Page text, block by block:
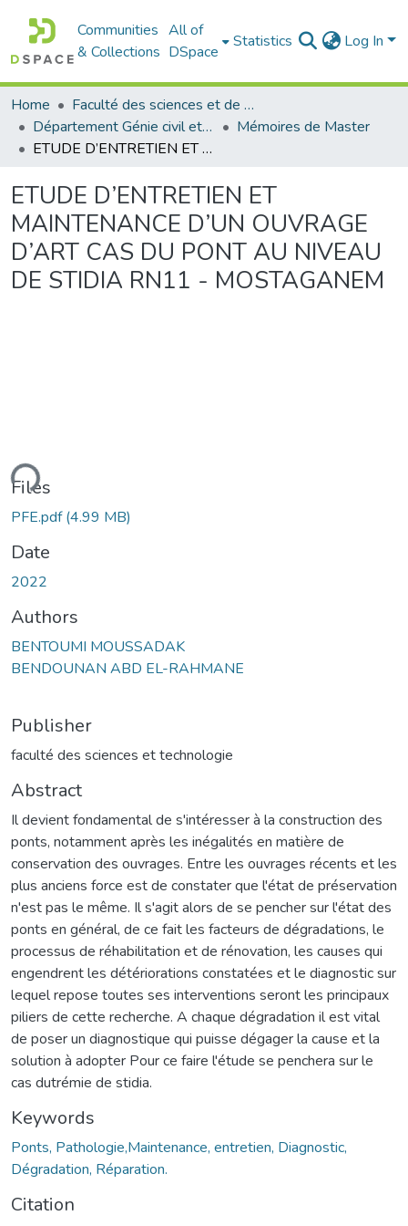
Communities
& Collections
All of
DSpace
Statistics Log In
Home
Faculté des sciences et de la technologie
Département Génie civil et Architecture
Mémoires de Master
ETUDE D’ENTRETIEN ET MAINTENANCE D’UN OUVRAGE D’ART CAS DU PONT AU NIVEAU DE STIDIA RN11 - MOSTAGANEM
ETUDE D’ENTRETIEN ET
MAINTENANCE D’UN OUVRAGE
D’ART CAS DU PONT AU NIVEAU
DE STIDIA RN11 - MOSTAGANEM
Files
PFE.pdf(4.99 MB)
Date
2022
Authors
BENTOUMI MOUSSADAK
BENDOUNAN ABD EL-RAHMANE
Publisher
faculté des sciences et technologie
Abstract
Il devient fondamental de s'intéresser à la construction des
ponts, notamment après les inégalités en matière de
conservation des ouvrages. Entre les ouvrages récents et les
plus anciens force est de constater que l'état de préservation
n'est pas le même. Il s'agit alors de se pencher sur l'état des
ponts en général, de ce fait les facteurs de dégradations, le
processus de réhabilitation et de rénovation, les causes qui
engendrent les détériorations constatées et le diagnostic sur
lequel repose toutes ses interventions seront les principaux
piliers de cette recherche. A chaque dégradation il est vital
de poser un diagnostique qui puisse dégager la cause et la
solution à adopter Pour ce faire l'étude se penchera sur le
cas dutrémie de stidia.
Keywords
Ponts, Pathologie,Maintenance, entretien, Diagnostic,
Dégradation, Réparation.
Citation